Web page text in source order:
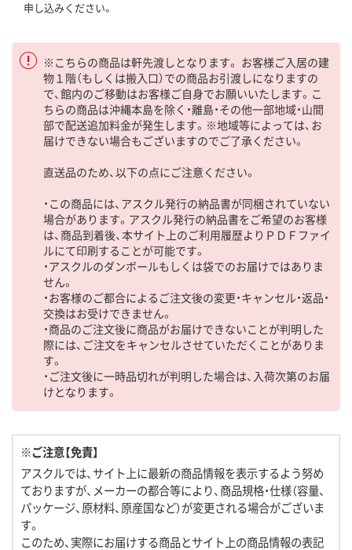
申し込みください。
※こちらの商品は軒先渡しとなります。 お客様ご入居の建
物１階（もしくは搬入口）での商品お引渡しになりますの
で、館内のご移動はお客様ご自身でお願いいたします。こ
ちらの商品は沖縄本島を除く・離島・その他一部地域・山間
部で配送追加料金が発生します。※地域等によっては、お
届けできない場合もございますのでご了承ください。
直送品のため、以下の点にご注意ください。
・この商品には、アスクル発行の納品書が同梱されていない
場合があります。アスクル発行の納品書をご希望のお客様
は、商品到着後、本サイト上のご利用履歴よりＰＤＦファイ
ルにて印刷することが可能です。
・アスクルのダンボールもしくは袋でのお届けではありま
せん。
・お客様のご都合によるご注文後の変更・キャンセル・返品・
交換はお受けできません。
・商品のご注文後に商品がお届けできないことが判明した
際には、ご注文をキャンセルさせていただくことがありま
す。
・ご注文後に一時品切れが判明した場合は、入荷次第のお届
けとなります。
※ご注意【免責】
アスクルでは、サイト上に最新の商品情報を表示するよう努め
ておりますが、メーカーの都合等により、商品規格・仕様（容量、
パッケージ、原材料、原産国など）が変更される場合がございま
す。
このため、実際にお届けする商品とサイト上の商品情報の表記